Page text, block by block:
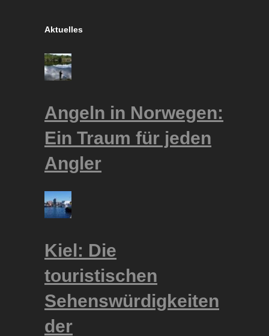
Aktuelles
Angeln in Norwegen:
Ein Traum für jeden
Angler
Kiel: Die
touristischen
Sehenswürdigkeiten
der